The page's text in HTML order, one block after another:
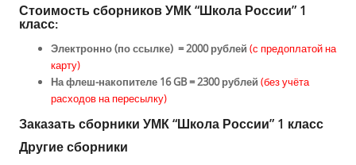
Стоимость сборников УМК “Школа России” 1
класс:
Электронно (по ссылке) = 2000 рублей (с предоплатой на
карту)
На флеш-накопителе 16 GB = 2300 рублей (без учёта
расходов на пересылку)
Заказать сборники УМК “Школа России” 1 класс
Другие сборники